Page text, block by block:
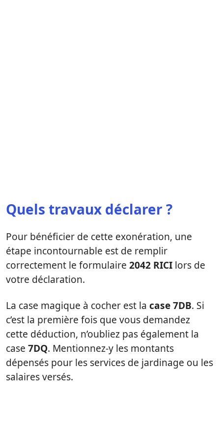
Quels travaux déclarer ?
Pour bénéficier de cette exonération, une
étape incontournable est de remplir
correctement le formulaire 2042 RICI lors de
votre déclaration.
La case magique à cocher est la case 7DB. Si
c’est la première fois que vous demandez
cette déduction, n’oubliez pas également la
case 7DQ. Mentionnez-y les montants
dépensés pour les services de jardinage ou les
salaires versés.